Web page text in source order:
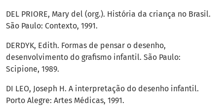
DEL PRIORE, Mary del (org.). História da criança no Brasil.
São Paulo: Contexto, 1991.
DERDYK, Edith. Formas de pensar o desenho,
desenvolvimento do grafismo infantil. São Paulo:
Scipione, 1989.
DI LEO, Joseph H. A interpretação do desenho infantil.
Porto Alegre: Artes Médicas, 1991.